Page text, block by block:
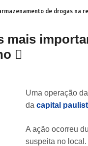
de drogas na
mais
Uma operação
da capital
A ação ocorreu
suspeita no local.